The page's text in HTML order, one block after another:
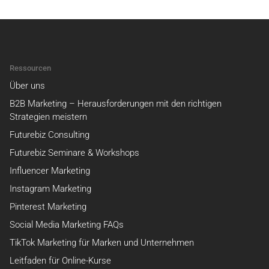
Ressourcen
Über uns
B2B Marketing – Herausforderungen mit den richtigen
Strategien meistern
Futurebiz Consulting
Futurebiz Seminare & Workshops
Influencer Marketing
Instagram Marketing
Pinterest Marketing
Social Media Marketing FAQs
TikTok Marketing für Marken und Unternehmen
Leitfaden für Online-Kurse